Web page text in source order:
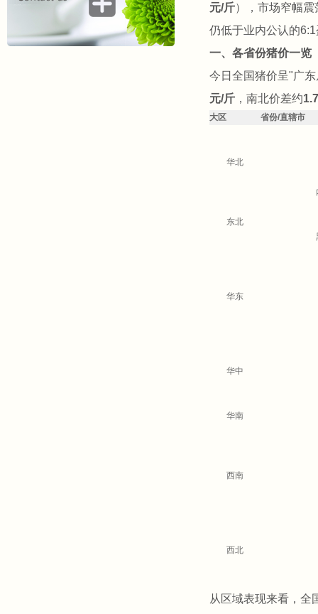
元/斤），市场窄幅
仍低于业内公认的
一、各省份猪价一览
今日全国猪价呈"广
元/斤 ，南北价差约
大区 省份/直辖市
华北
东北
华东
华中
华南
西南
西北
从区域表现来看，全